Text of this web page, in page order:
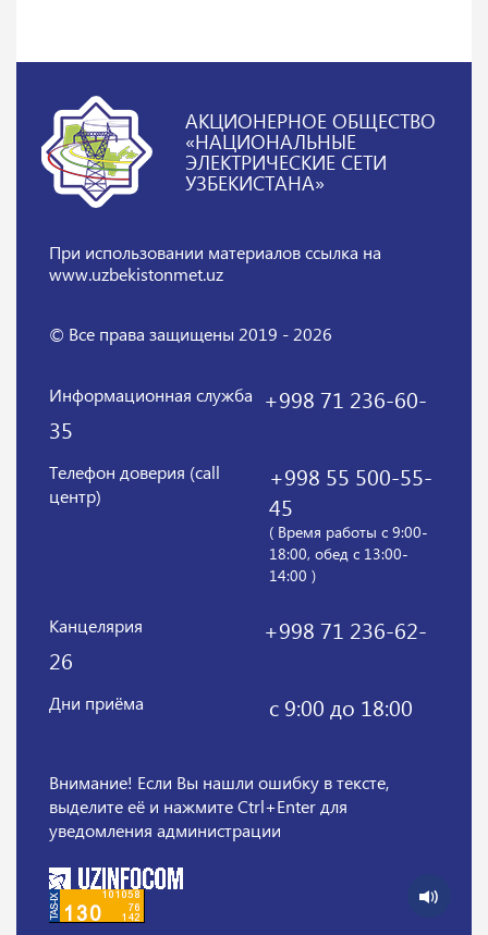
АКЦИОНЕРНОЕ ОБЩЕСТВО
«НАЦИОНАЛЬНЫЕ
ЭЛЕКТРИЧЕСКИЕ СЕТИ
УЗБЕКИСТАНА»
При использовании материаловссылка на
www.uzbekistonmet.uz
© Все права защищены 2019 - 2026
Информационная служба
+998 71 236-60-
35
Телефон доверия (call
центр)
+998 55 500-55-
45
( Время работы с 9:00-
18:00, обед с 13:00-
14:00 )
Канцелярия
+998 71 236-62-
26
Дни приёма с 9:00 до 18:00
Внимание! Если Вы нашли ошибку в тексте,
выделите её и нажмите Ctrl+Enter для
уведомления администрации